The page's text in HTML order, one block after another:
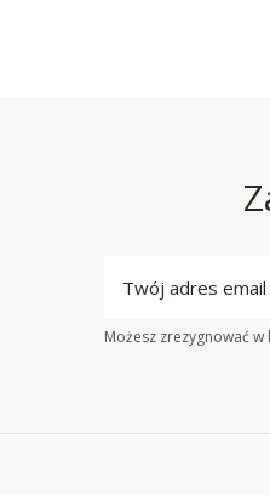
Możesz zrezygnować